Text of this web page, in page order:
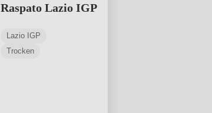
Raspato Lazio IGP
Lazio IGP
Trocken